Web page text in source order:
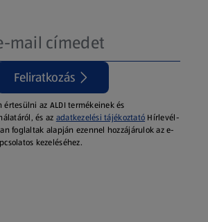
Feliratkozás
az ALDI termékeinek és
és az adatkezelési tájékoztató Hírlevél-
foglaltak alapján ezennel hozzájárulok az e-
kezeléséhez.